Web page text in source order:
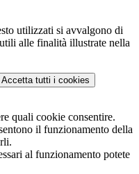
utilizzati si avvalgono di
alle finalità illustrate nella
Accetta tutti i cookies
quali cookie consentire.
il funzionamento della
al funzionamento potete